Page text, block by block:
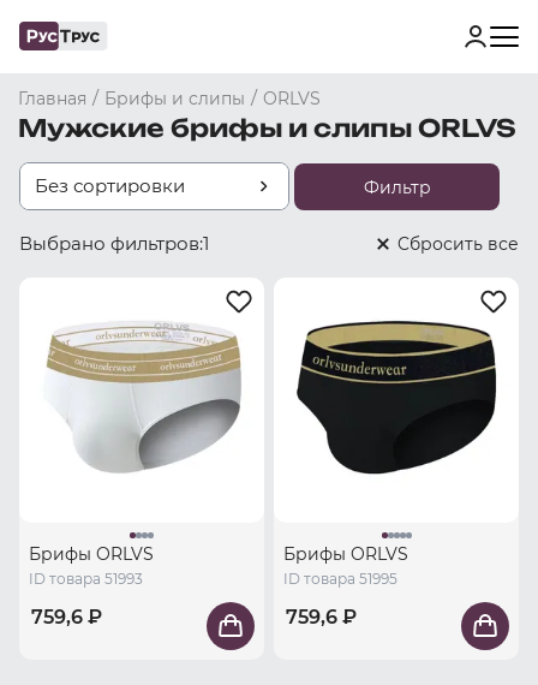
Главная / Брифы и слипы / ORLVS
Мужские брифы и слипы ORLVS
Без сортировки Фильтр
Выбрано фильтров:1 Cбросить все
Брифы ORLVS
ID товара 51993
759,6 ₽
Брифы ORLVS
ID товара 51995
759,6 ₽